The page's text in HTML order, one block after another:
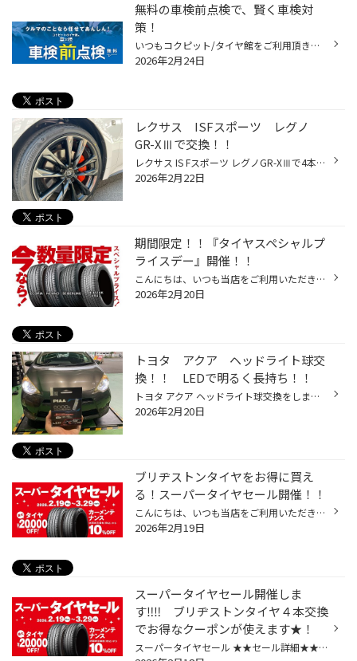
無料の車検前点検で、賢く車検対
策！
いつもコクピット/タイヤ館をご利用頂きありがとうございます。 今回は、コクピット/タイヤ館がオススメする「車検前点検」についてご紹介いたします。 【車検前点検は、出費を集中させない、かしこい車検対策です】 ・車検って何？よく分からなくて不安・・・。 ・できれば車検の出費を抑えたい・...
2026年2月24日
レクサス ISFスポーツ レグノ
GR-XⅢで交換！！
レクサス IS Fスポーツ レグノGR-XⅢで4本交換しました！！ 先日、レクサスISFスポーツのタイヤを 交換しましたのでご紹介します！！ 乗り心地を良くしたいとのご要望があり レグノGR-XⅢをご提案させていただきました！ レグノGR-XⅢ こちらが使用済みのタイヤになります！ パワーが強いお車になりま...
2026年2月22日
期間限定！！『タイヤスペシャルプ
ライスデー』開催！！
こんにちは、いつも当店をご利用いただきましてありがとうございます。 2/20(金)～3/1(日)まで、コクピット・タイヤ館におきまして、 期間限定！ サイズ限定！！ 数量限定！！！ お得にお買い求めいただける、「タイヤスペシャルプライスデー」がスタートします！ お得なタイヤのご紹介！！ ワゴンR...
2026年2月20日
トヨタ アクア ヘッドライト球交
換！！ LEDで明るく長持ち！！
トヨタ アクア ヘッドライト球交換をしました！！ 今回はトヨタのアクアのヘッドライト球交換を しましたのでご紹介したいと思います！！ ※すみません、交換過程の写真撮り忘れました(+_+) なのでビフォー・アフターをご覧ください！！ まずはビフォー コチラが交換前の純正ハロゲン球です！ オレン...
2026年2月20日
ブリヂストンタイヤをお得に買え
る！スーパータイヤセール開催！！
こんにちは、いつも当店をご利用いただきましてありがとうございます。 コクピット・タイヤ館では、ブリヂストンタイヤをお得に買える！ スーパータイヤセールを2月19日(木)から3月29日(日)まで開催いたします！ ブリヂストンのタイヤを4本ご購入で最大20,000円引き！ タイヤをお得にご購入頂けるチ...
2026年2月19日
スーパータイヤセール開催しま
す‼‼ ブリヂストンタイヤ４本交換
でお得なクーポンが使えます★！
スーパータイヤセール ★★セール詳細★★ 期間 2026.02.19(木)～2026.03.29（日）まで お得なクーポンが使えます 【特典①】 タイヤ館無料アプリを ダウンロードして下さった方は、 サイズごとにお得なクーポンが ございますっΣ(*ﾟωﾟ*) 20ｲﾝﾁ 20,000円 19ｲﾝﾁ 14,000円 18ｲﾝﾁ 11,000円 17ｲﾝﾁ 8,000円 16ｲ...